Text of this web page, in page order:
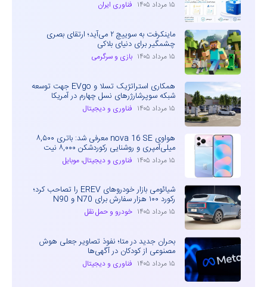
۱۵ مرداد ۱۴۰۵ فناوری ایران
ماینکرفت به سوییچ ۲ می‌آید؛ ارتقای بصری
چشمگیر برای دنیای بلاکی
۱۵ مرداد ۱۴۰۵ بازی و سرگرمی
همکاری استراتژیک تسلا و EVgo جهت توسعه
شبکه سوپرشارژرهای نسل چهارم در آمریکا
۱۵ مرداد ۱۴۰۵ فناوری و دیجیتال
هواوی nova 16 SE معرفی شد: باتری ۸,۵۰۰
میلی‌آمپری و روشنایی رکوردشکن ۸,۰۰۰ نیت
۱۵ مرداد ۱۴۰۵ فناوری و دیجیتال، موبایل
شیائومی بازار خودروهای EREV را تصاحب کرد؛
رکورد ۱۰۰ هزار سفارش برای N70 و N90
۱۵ مرداد ۱۴۰۵ خودرو و حمل نقل
بحران جدید در متا؛ نفوذ تصاویر جعلی هوش
مصنوعی از کودکان در آگهی‌ها
۱۵ مرداد ۱۴۰۵ فناوری و دیجیتال